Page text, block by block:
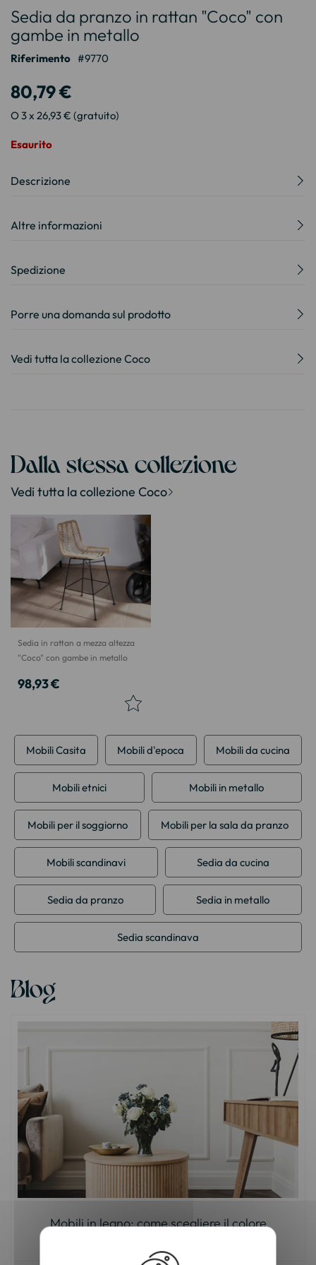
all'inizio
della
galleria
di
Sedia da pranzo in rattan "Coco" con
gambe in metallo
Riferimento 9770
80,79 €
O 3 x 26,93 € (gratuito)
Esaurito
Descrizione
Altre informazioni
Spedizione
Porre una domanda sul prodotto
Vedi tutta la collezione Coco
Dalla stessa collezione
Vedi tutta la collezione Coco
Sedia in rattan a mezza altezza
"Coco" con gambe in metallo
98,93 €
Mobili Casita Mobili d'epoca Mobili da cucina
Mobili etnici Mobili in metallo
Mobili per il soggiorno Mobili per la sala da pranzo
Mobili scandinavi Sedia da cucina
Sedia da pranzo Sedia in metallo
Sedia scandinava
Blog
Mobili in legno: come scegliere il colore